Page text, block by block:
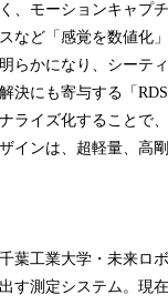
、モーションキャプ
など「感覚を数値化
らかになり、シーテ
決にも寄与する「
ライズ化することで
インは、超軽量、高
葉工業大学・未来ロ
す測定システム。現